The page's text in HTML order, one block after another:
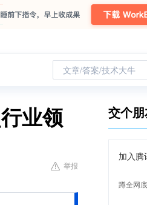
文章/答案/技术大牛
业领
举报
交个
加入腾
蹲全网